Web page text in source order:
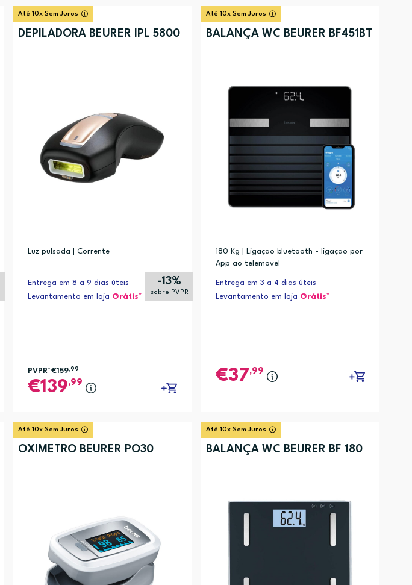
Até 10x Sem Juros
DEPILADORA BEURER IPL 5800
Luz pulsada | Corrente
Entrega em 8 a 9 dias úteis
Levantamento em loja Grátis*
-13%
sobre PVPR
PVPR*€159,99
139,99
Até 10x Sem Juros
BALANÇA WC BEURER BF451BT
180 Kg | Ligaçao bluetooth - ligaçao por
App ao telemovel
Entrega em 3 a 4 dias úteis
Levantamento em loja Grátis*
37,99
Até 10x Sem Juros
OXIMETRO BEURER PO30
Até 10x Sem Juros
BALANÇA WC BEURER BF 180